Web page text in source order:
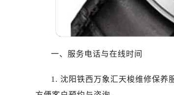
佛山市禅城区季华五路
东莞市东城街道鸿福东
无锡市梁溪区人民中路
南通市崇川区工农路57
武汉市江汉区解放大道
南宁市青秀区金湖路59
一、服务电话与在线时间
1. 沈阳铁西万象汇天梭维修保养